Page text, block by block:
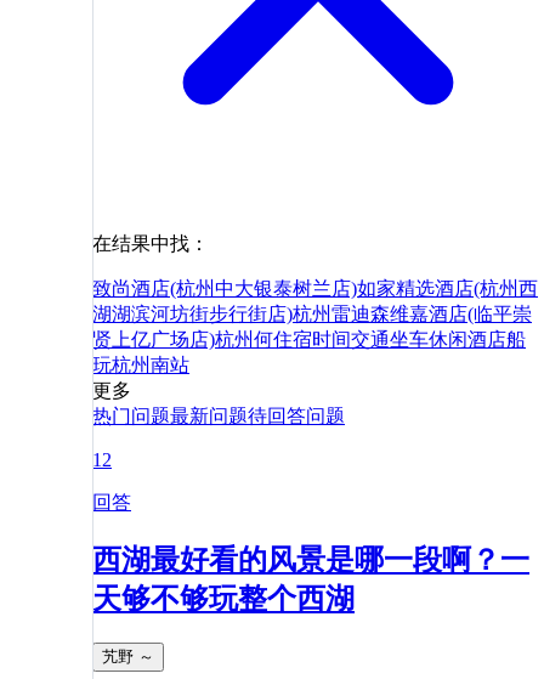
在结果中找：
致尚酒店(杭州中大银泰树兰店)如家精选酒店(杭州西
湖湖滨河坊街步行街店)杭州雷迪森维嘉酒店(临平崇
贤上亿广场店)杭州何住宿时间交通坐车休闲酒店船
玩杭州南站
更多
热门问题最新问题待回答问题
12
回答
西湖最好看的风景是哪一段啊？一
天够不够玩整个西湖
艽野 ～